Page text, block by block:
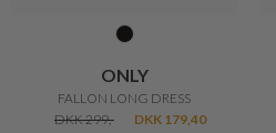
ONLY
FALLON LONG DRESS
DKK 299,-
DKK 179,40